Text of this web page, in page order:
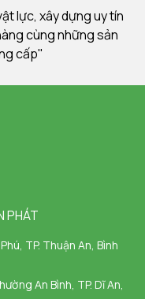
lực, xây dựng uy tín
cùng những sản
cấp"
PHÁT
TP. Thuận An, Bình
An Bình, TP. Dĩ An,